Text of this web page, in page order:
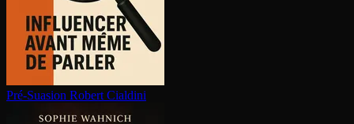
Pré-Suasion Robert Cialdini